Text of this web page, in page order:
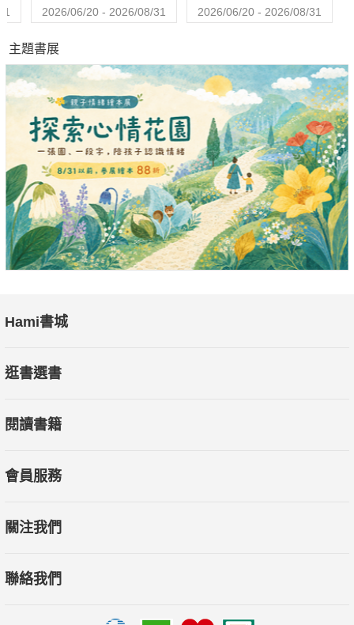
2026/06/20 - 2026/08/31 2026/06/20 - 2026/08/31
主題書展
Hami書城
逛書選書
閱讀書籍
會員服務
關注我們
聯絡我們